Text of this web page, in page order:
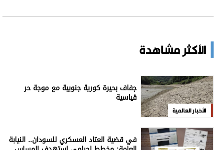
الأكثر مشاهدة
الأخبار العالمية
جفاف بحيرة كورية جنوبية مع موجة حر
قياسية
في قضية العتاد العسكري للسودان.. النيابة